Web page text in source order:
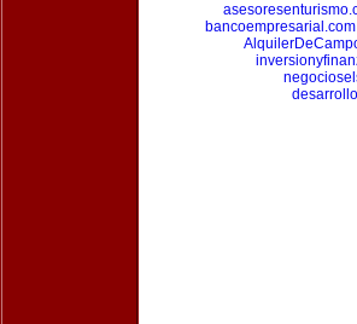
bancoempresarial.com